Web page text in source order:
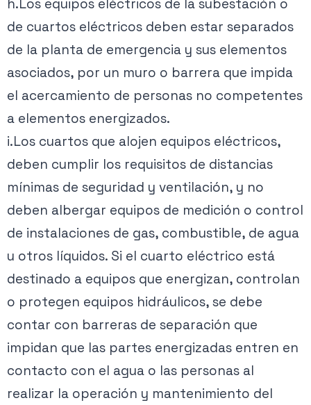
h.Los equipos eléctricos de la subestación o
de cuartos eléctricos deben estar separados
de la planta de emergencia y sus elementos
asociados, por un muro o barrera que impida
el acercamiento de personas no competentes
a elementos energizados.
i.Los cuartos que alojen equipos eléctricos,
deben cumplir los requisitos de distancias
mínimas de seguridad y ventilación, y no
deben albergar equipos de medición o control
de instalaciones de gas, combustible, de agua
u otros líquidos. Si el cuarto eléctrico está
destinado a equipos que energizan, controlan
o protegen equipos hidráulicos, se debe
contar con barreras de separación que
impidan que las partes energizadas entren en
contacto con el agua o las personas al
realizar la operación y mantenimiento del